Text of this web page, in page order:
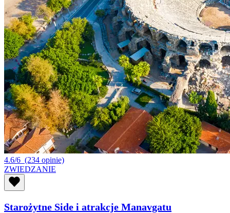
4.6/6 (234 opinie)
ZWIEDZANIE
Starożytne Side i atrakcje Manavgatu